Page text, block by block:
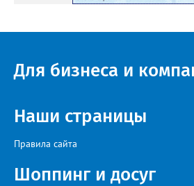
Для бизнеса и
Наши страницы
Правила сайта
Шоппинг и досуг